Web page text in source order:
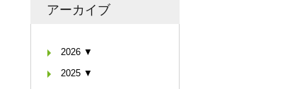
アーカイブ
2026 ▼
2025 ▼